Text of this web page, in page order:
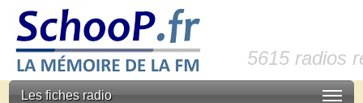
5615 radios
Les fiches radio